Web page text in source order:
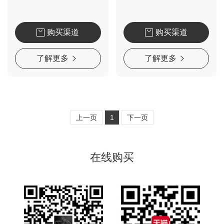
购买渠道
了解更多
购买渠道
了解更多
上一页 1 下一页
在线购买